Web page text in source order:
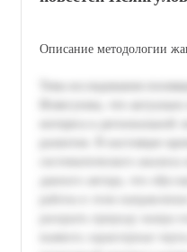
Описание методологии